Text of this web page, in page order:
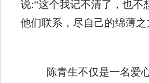
说:“这个我记不清了，也
他们联系，尽自己的绵薄
陈青生不仅是一名爱